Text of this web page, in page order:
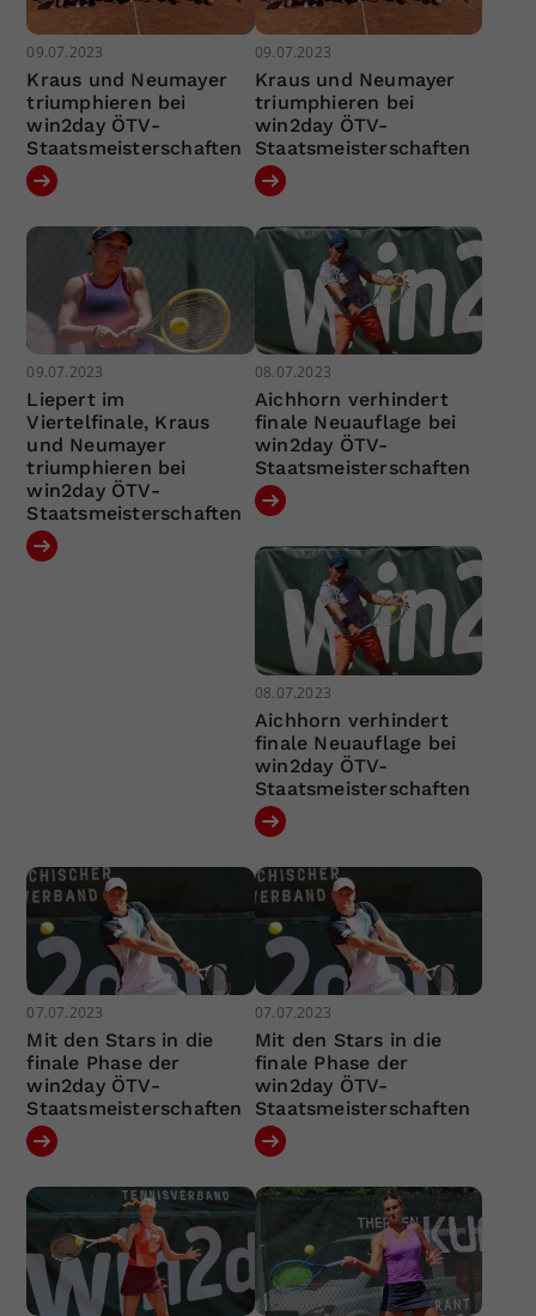
09.07.2023
Kraus und Neumayer
triumphieren bei
win2day ÖTV-
Staatsmeisterschaften
09.07.2023
Kraus und Neumayer
triumphieren bei
win2day ÖTV-
Staatsmeisterschaften
09.07.2023
Liepert im
Viertelfinale, Kraus
und Neumayer
triumphieren bei
win2day ÖTV-
Staatsmeisterschaften
08.07.2023
Aichhorn verhindert
finale Neuauflage bei
win2day ÖTV-
Staatsmeisterschaften
08.07.2023
Aichhorn verhindert
finale Neuauflage bei
win2day ÖTV-
Staatsmeisterschaften
07.07.2023
Mit den Stars in die
finale Phase der
win2day ÖTV-
Staatsmeisterschaften
07.07.2023
Mit den Stars in die
finale Phase der
win2day ÖTV-
Staatsmeisterschaften